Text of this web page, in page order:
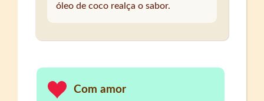
óleo de coco realça o sabor.
Com amor